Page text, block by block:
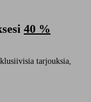
40 %
tarjouksia,